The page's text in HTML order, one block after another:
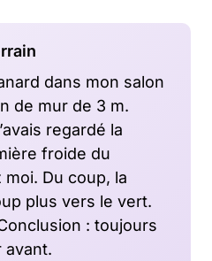
dans mon salon
de mur de 3 m.
regardé la
froide du
Du coup, la
plus vers le vert.
: toujours
avant.